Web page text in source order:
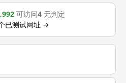
可访问4 无判定
已测试网址 →